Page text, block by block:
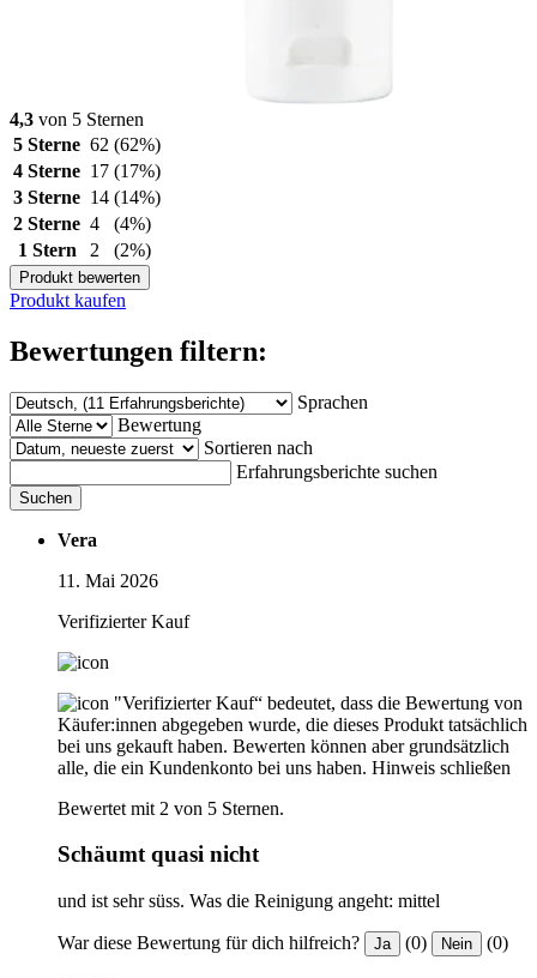
4,3 von 5 Sternen
5 Sterne 62 (62%)
4 Sterne 17 (17%)
3 Sterne 14 (14%)
2 Sterne 4
(4%)
1 Stern
2 (2%)
Produkt bewerten
Produkt kaufen
Bewertungen filtern:
Sprachen
Bewertung
Sortieren nach
Erfahrungsberichte suchen
Suchen
Vera
11. Mai 2026
Verifizierter Kauf
"Verifizierter Kauf“ bedeutet, dass die Bewertung von
Käufer:innen abgegeben wurde, die dieses Produkt tatsächlich
bei uns gekauft haben. Bewerten können aber grundsätzlich
alle, die ein Kundenkonto bei uns haben. Hinweis schließen
Bewertet mit 2 von 5 Sternen.
Schäumt quasi nicht
und ist sehr süss. Was die Reinigung angeht: mittel
War diese Bewertung für dich hilfreich? Ja (0) Nein (0)